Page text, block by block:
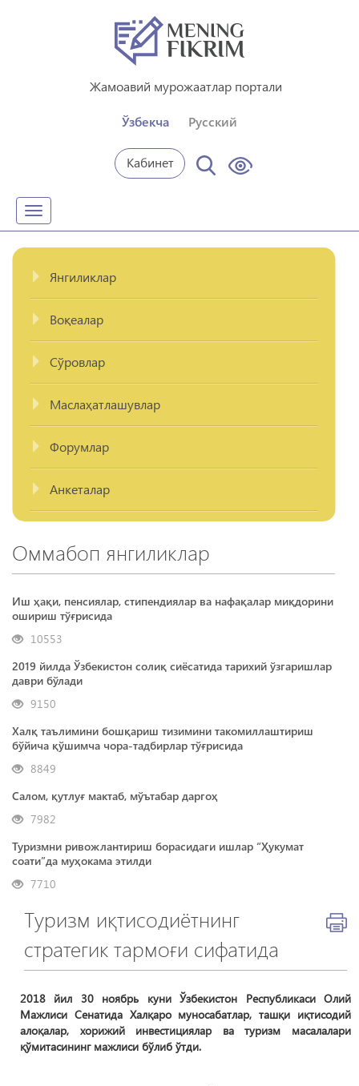
Жамоавий мурожаатлар портали
Ўзбекча Русский
Кабинет
Toggle
navigation
Янгиликлар
Воқеалар
Сўровлар
Маслаҳатлашувлар
Форумлар
Анкеталар
Оммабоп янгиликлар
Иш ҳақи, пенсиялар, стипендиялар ва нафақалар миқдорини
ошириш тўғрисида
10553
2019 йилда Ўзбекистон солиқ сиёсатида тарихий ўзгаришлар
даври бўлади
9150
Халқ таълимини бошқариш тизимини такомиллаштириш
бўйича қўшимча чора-тадбирлар тўғрисида
8849
Салом, қутлуғ мактаб, мўътабар даргоҳ
7982
Туризмни ривожлантириш борасидаги ишлар “Ҳукумат
соати”да муҳокама этилди
7710
Туризм иқтисодиётнинг
стратегик тармоғи сифатида
2018 йил 30 ноябрь куни Ўзбекистон Республикаси Олий
Мажлиси Сенатида Халқаро муносабатлар, ташқи иқтисодий
алоқалар, хорижий инвестициялар ва туризм масалалари
қўмитасининг мажлиси бўлиб ўтди.